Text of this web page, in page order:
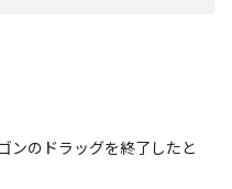
ンのドラッグを終了したと